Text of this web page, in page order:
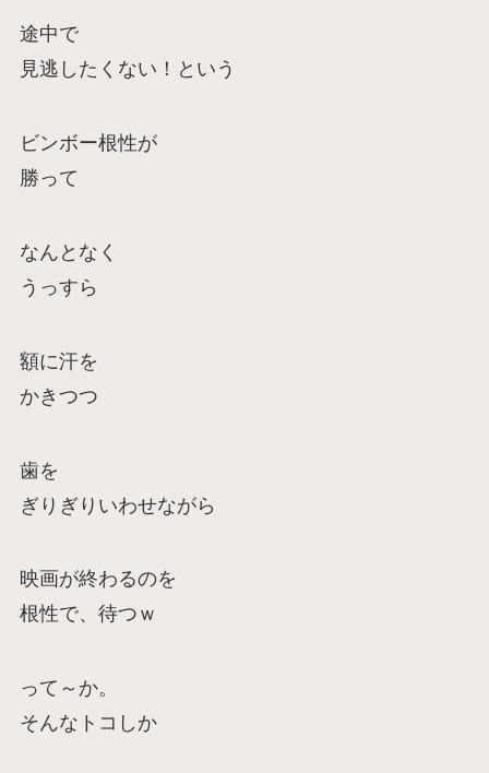
途中で
見逃したくない！という
ビンボー根性が
勝って
なんとなく
うっすら
額に汗を
かきつつ
歯を
ぎりぎりいわせながら
映画が終わるのを
根性で、待つｗ
って～か。
そんなトコしか